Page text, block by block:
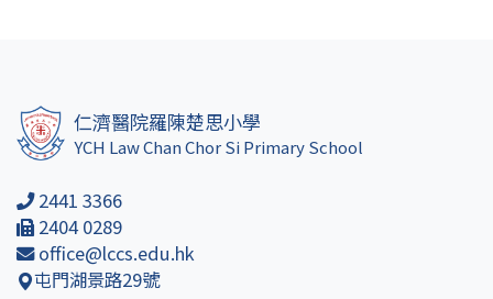
仁濟醫院羅陳楚思小學
YCH Law Chan Chor Si Primary School
2441 3366
2404 0289
office@lccs.edu.hk
屯門湖景路29號